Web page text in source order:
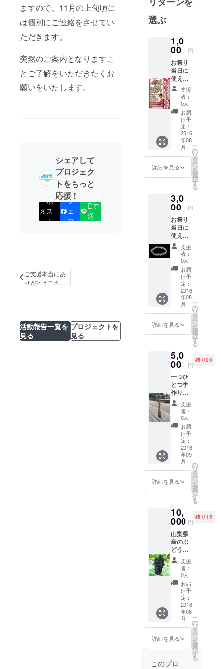
ますので、11月の上旬頃に
は個別にご連絡をさせてい
ただきます。
突然のご案内となりますこ
とご了解をいただきたくお
願いをいたします。
シェアして
プロジェク
トをもっと
応援！
ポ
ス
ト
シ
ェ
ア
Eで
送
ご支援本当にあ
りがとうござい
しました！
活動報告一覧を
見る
プロジェクトを
見る
まちづくり
団体です。
選ぶ
1,0
00 円
お祭り
当日に
使える
お買い
物券で
す。
（使え
るお店
を限定
させて
いただ
く場合
があり
ますの
で、そ
の際は
くださ
い。）
是非、
当日ご
参加を
いただ
き一日
楽しん
でくだ
さい。
支援
者：
0人
お届
け予
定：
2016
年08
月
詳細を見る
こ
の
リ
タ
ー
ン
を
選
択
す
る
3,0
00 円
お祭り
当日に
使える
お買い
物券で
す。
（使え
るお店
を限定
させて
いただ
く場合
があり
ますの
で、そ
の際は
くださ
い。）
また、
山梨の
地場産
業品で
ある水
晶のブ
レス
レッド
（１０
ｍｍサ
イズ及
び８ｍ
ｍサイ
ズ）を
お返し
す。
支援
者：
0人
お届
け予
定：
2016
年08
月
詳細を見る
こ
の
リ
タ
ー
ン
を
選
択
す
る
5,0
00 円
残り20
一つひ
とつ手
作りの
「葦ラ
ンプ」
です。
高さは
大人の
背丈ほ
どです
が、形
などが
若干変
更にな
る場合
があり
夜明か
りをを
灯すと
メイン
画像の
ように
幻想的
に輝き
ます。
支援
者：
0人
お届
け予
定：
2016
年09
月
詳細を見る
こ
の
リ
タ
ー
ン
を
選
択
す
る
10,
000 円
残り15
山梨県
産のぶ
どうを
是非ご
賞味く
ださ
い。
支援
者：
0人
お届
け予
定：
2016
年08
月
詳細を見る
こ
の
リ
タ
ー
ン
を
選
択
す
る
このプロ